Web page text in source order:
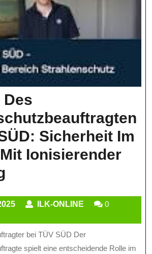
Des
Sicherheit Im
Ionisierender
Des
Bei
11
ILK-ONLINE ILK-
0
spielt eine entscheidende Rolle im